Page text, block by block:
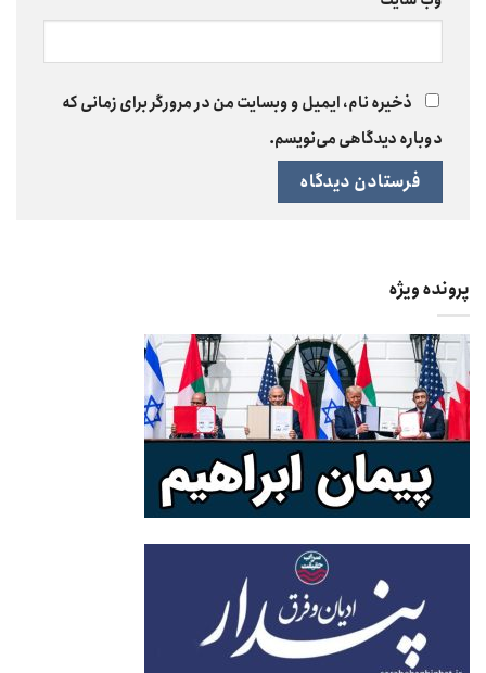
ذخیره نام، ایمیل و وبسایت من در مرورگر برای زمانی که
دوباره دیدگاهی می‌نویسم.
پرونده ویژه